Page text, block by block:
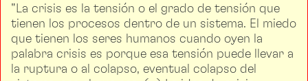
"La crisis es la tensión o el grado de tensión que
tienen los procesos dentro de un sistema. El miedo
que tienen los seres humanos cuando oyen la
palabra crisis es porque esa tensión puede llevar a
la ruptura o al colapso, eventual colapso del